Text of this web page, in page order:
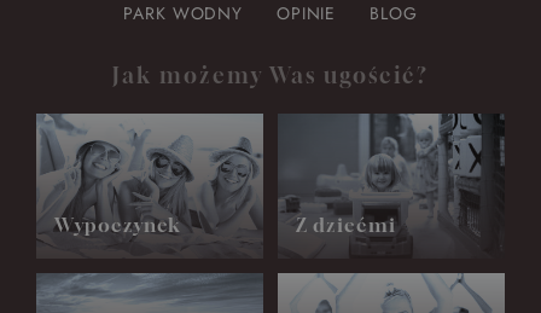
PARK WODNY OPINIE BLOG
Jak możemy Was ugościć?
Wypoczynek Z dziećmi